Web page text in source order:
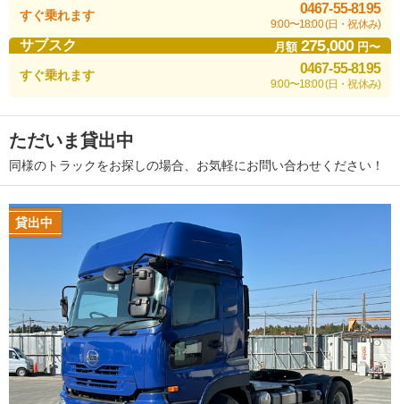
すぐ乗れます 0467-55-8195
9:00〜18:00 (日・祝休み)
サブスク 月額275,000円〜
すぐ乗れます 0467-55-8195
9:00〜18:00 (日・祝休み)
ただいま貸出中
同様のトラックをお探しの場合、お気軽にお問い合わせください！
貸出中